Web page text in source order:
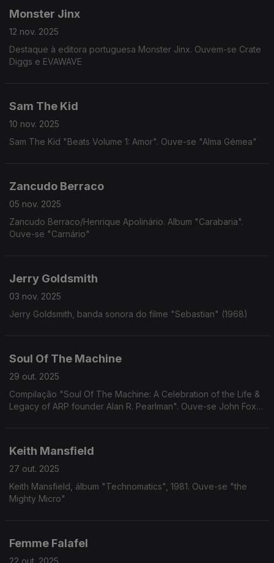
Monster Jinx
12 nov. 2025
Destaque à editora portuguesa Monster Jinx. Ouvem-se Crate
Diggs e EVAWAVE
Sam The Kid
10 nov. 2025
Sam The Kid "Beats Volume 1: Amor". Ouve-se "Alma Gémea"
Zancudo Berraco
05 nov. 2025
Zancudo Berraco/Henrique Apolinário. Album "Carabaria".
Ouve-se "Carnário"
Jerry Goldsmith
03 nov. 2025
Jerry Goldsmith, banda sonora do filme "Sebastian" (1968)
Soul Of The Machine
29 out. 2025
Compilação "Soul Of The Machine: A Celebration of the Life &
Legacy of ARP founder Alan R. Pearlman". Ouve-se John Foxx
Keith Mansfield
27 out. 2025
Keith Mansfield, álbum "Technomatics", 1981. Ouve-se "the
Mighty Micro"
Femme Falafel
22 out. 2025